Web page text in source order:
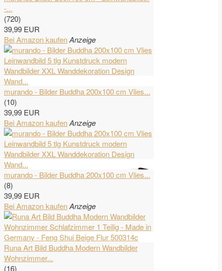
-...
(720)
39,99 EUR
Bei Amazon kaufenAnzeige
murando - Bilder Buddha 200x100 cm Vlies...
(10)
39,99 EUR
Bei Amazon kaufenAnzeige
murando - Bilder Buddha 200x100 cm Vlies...
(8)
39,99 EUR
Bei Amazon kaufenAnzeige
Runa Art Bild Buddha Modern Wandbilder
Wohnzimmer...
(16)